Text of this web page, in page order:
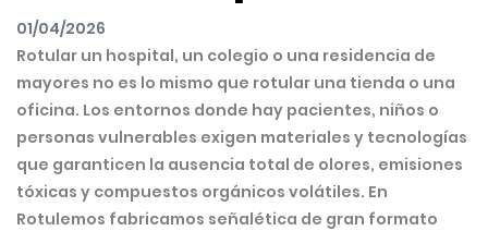
01/04/2026
Rotular un hospital, un colegio o una residencia de
mayores no es lo mismo que rotular una tienda o una
oficina. Los entornos donde hay pacientes, niños o
personas vulnerables exigen materiales y tecnologías
que garanticen la ausencia total de olores, emisiones
tóxicas y compuestos orgánicos volátiles. En
Rotulemos fabricamos señalética de gran formato